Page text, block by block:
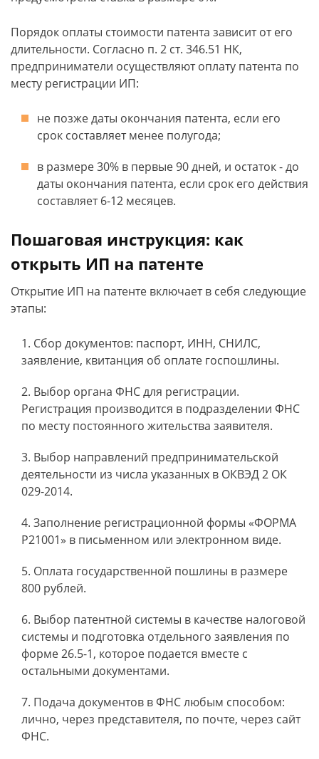
Порядок оплаты стоимости патента зависит от его
длительности. Согласно п. 2 ст. 346.51 НК,
предприниматели осуществляют оплату патента по
месту регистрации ИП:
не позже даты окончания патента, если его
срок составляет менее полугода;
в размере 30% в первые 90 дней, и остаток - до
даты окончания патента, если срок его действия
составляет 6-12 месяцев.
Пошаговая инструкция: как
открыть ИП на патенте
Открытие ИП на патенте включает в себя следующие
этапы:
Сбор документов: паспорт, ИНН, СНИЛС,
заявление, квитанция об оплате госпошлины.
Выбор органа ФНС для регистрации.
Регистрация производится в подразделении ФНС
по месту постоянного жительства заявителя.
Выбор направлений предпринимательской
деятельности из числа указанных в ОКВЭД 2 ОК
029-2014.
Заполнение регистрационной формы «ФОРМА
Р21001» в письменном или электронном виде.
Оплата государственной пошлины в размере
800 рублей.
Выбор патентной системы в качестве налоговой
системы и подготовка отдельного заявления по
форме 26.5-1, которое подается вместе с
остальными документами.
Подача документов в ФНС любым способом:
лично, через представителя, по почте, через сайт
ФНС.